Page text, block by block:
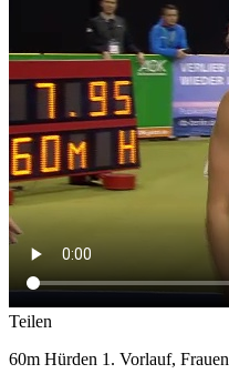
Teilen
60m Hürden 1. Vorlauf, Frauen